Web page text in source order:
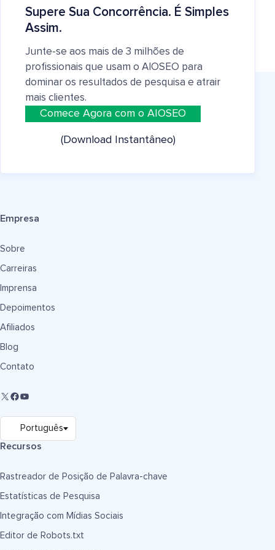
Supere Sua Concorrência. É Simples
Assim.
Junte-se aos mais de 3 milhões de
profissionais que usam o AIOSEO para
dominar os resultados de pesquisa e atrair
mais clientes.
Comece Agora com o AIOSEO
(Download Instantâneo)
Empresa
Sobre
Carreiras
Imprensa
Depoimentos
Afiliados
Blog
Contato
Recursos
Rastreador de Posição de Palavra-chave
Estatísticas de Pesquisa
Integração com Mídias Sociais
Editor de Robots.txt